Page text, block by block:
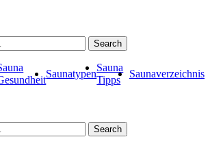
Search
Saunatypen
Sauna
Tipps
Saunaverzeichnis
Search